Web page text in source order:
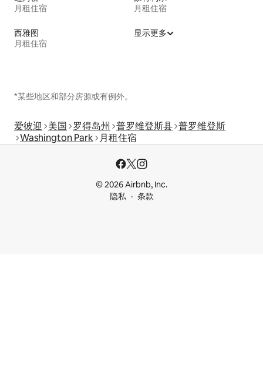
月租住宿
月租住宿
西雅图
月租住宿
显示更多
*某些地区和部分房源或有例外。
爱彼迎 美国 罗得岛州 普罗维登斯县 普罗维登斯
Washington Park 月租住宿
© 2026 Airbnb, Inc.
隐私
条款